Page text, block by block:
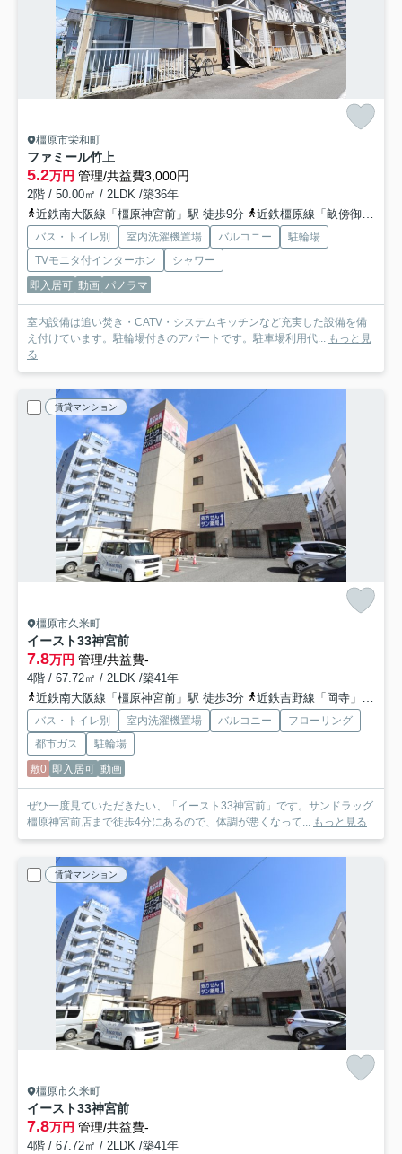
橿原市栄和町
ファミール竹上
5.2万円 管理/共益費3,000円
2階 / 50.00㎡ / 2LDK /築36年
近鉄南大阪線「橿原神宮前」駅 徒歩9分
近鉄橿原線「畝傍御陵前」駅 徒歩13分
バス・トイレ別 室内洗濯機置場 バルコニー
駐輪場
TVモニタ付インターホン
シャワー
即入居可 動画 パノラマ
室内設備は追い焚き・CATV・システムキッチンなど充実した設備を備
え付けています。駐輪場付きのアパートです。駐車場利用代... もっと見
る
賃貸マンション
橿原市久米町
イースト33神宮前
7.8万円 管理/共益費-
4階 / 67.72㎡ / 2LDK /築41年
近鉄南大阪線「橿原神宮前」駅 徒歩3分
近鉄吉野線「岡寺」駅 徒歩15分
バス・トイレ別 室内洗濯機置場 バルコニー
フローリング
都市ガス
駐輪場
敷0 即入居可 動画
ぜひ一度見ていただきたい、「イースト33神宮前」です。サンドラッグ
橿原神宮前店まで徒歩4分にあるので、体調が悪くなって... もっと見る
賃貸マンション
橿原市久米町
イースト33神宮前
7.8万円 管理/共益費-
4階 / 67.72㎡ / 2LDK /築41年